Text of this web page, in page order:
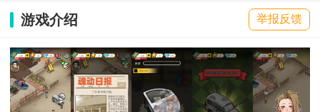
游戏介绍 举报反馈